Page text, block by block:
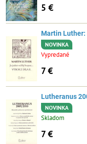
5 €
Martin
NOVINKA
Vypredané
7 €
Lutheranus
NOVINKA
Skladom
7 €